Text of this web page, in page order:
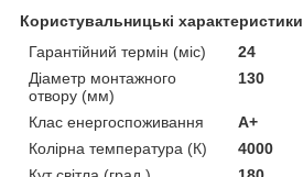
Користувальницькі характеристики
Гарантійний термін (міс)
24
Діаметр монтажного
отвору (мм)
130
Клас енергоспоживання
A+
Колірна температура (К)
4000